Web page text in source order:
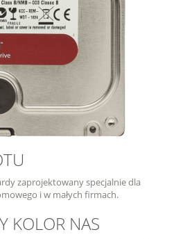
zaprojektowany specjalnie dla
i w małych firmach.
KOLOR NAS